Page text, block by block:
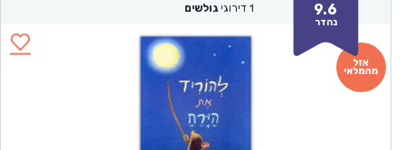
9.6
נהדר
1 דירוגי גולשים